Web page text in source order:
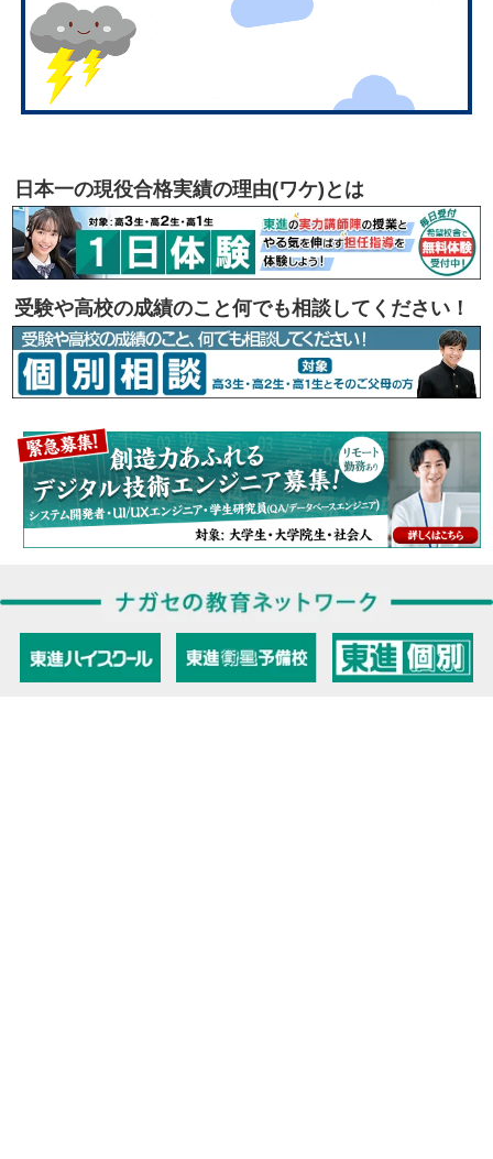
日本一の現役合格実績の理由(ワケ)とは
受験や高校の成績のこと何でも相談してください！